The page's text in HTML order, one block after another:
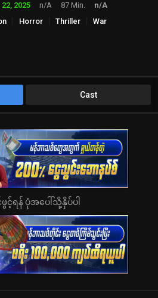
2025 n/A 87 Min.
n/A
Horror Thriller War
Cast
င့်ရန် ပုံအပေါ်သို့နှိပ်ပါ